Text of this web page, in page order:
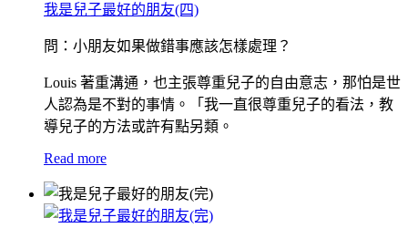
我是兒子最好的朋友(四)
問：小朋友如果做錯事應該怎樣處理？
Louis 著重溝通，也主張尊重兒子的自由意志，那怕是世
人認為是不對的事情。「我一直很尊重兒子的看法，教
導兒子的方法或許有點另類。
Read more